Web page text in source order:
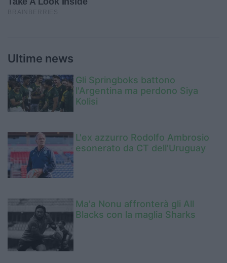
Ultime news
Gli Springboks battono
l'Argentina ma perdono Siya
Kolisi
L'ex azzurro Rodolfo Ambrosio
esonerato da CT dell'Uruguay
Ma'a Nonu affronterà gli All
Blacks con la maglia Sharks